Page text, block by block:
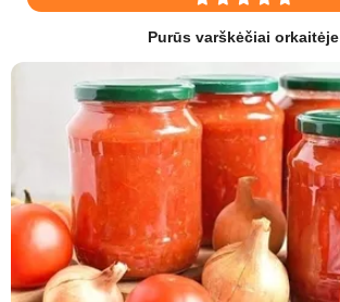
Purūs varškėčiai orkaitėje